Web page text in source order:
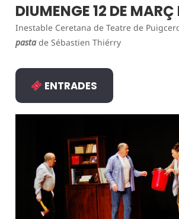
DIUMENGE 12 DE
Inestable Ceretana de Teatre de
pastade Sébastien Thiérry
ENTRADES